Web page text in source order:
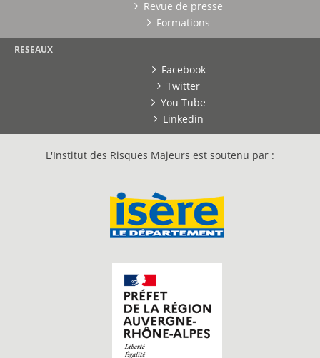
Revue de presse
Formations
RESEAUX
Facebook
Twitter
You Tube
Linkedin
L'Institut des Risques Majeurs est soutenu par :